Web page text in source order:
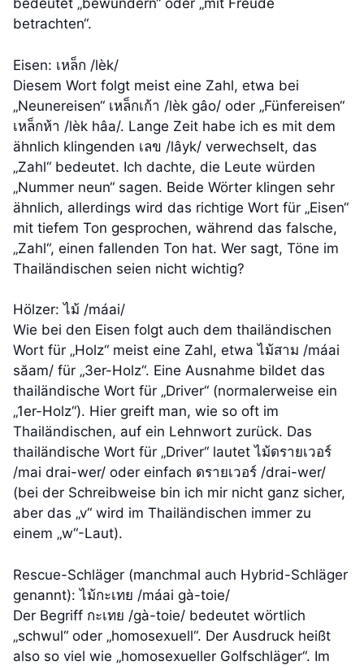
bedeutet „bewundern“ oder „mit Freude
betrachten“.
Eisen: เหล็ก /lèk/
Diesem Wort folgt meist eine Zahl, etwa bei
„Neunereisen“ เหล็กเก้า /lèk gâo/ oder „Fünfereisen“
เหล็กห้า /lèk hâa/. Lange Zeit habe ich es mit dem
ähnlich klingenden เลข /lâyk/ verwechselt, das
„Zahl“ bedeutet. Ich dachte, die Leute würden
„Nummer neun“ sagen. Beide Wörter klingen sehr
ähnlich, allerdings wird das richtige Wort für „Eisen“
mit tiefem Ton gesprochen, während das falsche,
„Zahl“, einen fallenden Ton hat. Wer sagt, Töne im
Thailändischen seien nicht wichtig?
Hölzer: ไม้ /máai/
Wie bei den Eisen folgt auch dem thailändischen
Wort für „Holz“ meist eine Zahl, etwa ไม้สาม /máai
săam/ für „3er-Holz“. Eine Ausnahme bildet das
thailändische Wort für „Driver“ (normalerweise ein
„1er-Holz“). Hier greift man, wie so oft im
Thailändischen, auf ein Lehnwort zurück. Das
thailändische Wort für „Driver“ lautet ไม้ดรายเวอร์
/mai drai-wer/ oder einfach ดรายเวอร์ /drai-wer/
(bei der Schreibweise bin ich mir nicht ganz sicher,
aber das „v“ wird im Thailändischen immer zu
einem „w“-Laut).
Rescue-Schläger (manchmal auch Hybrid-Schläger
genannt): ไม้กะเทย /máai gà-toie/
Der Begriff กะเทย /gà-toie/ bedeutet wörtlich
„schwul“ oder „homosexuell“. Der Ausdruck heißt
also so viel wie „homosexueller Golfschläger“. Im